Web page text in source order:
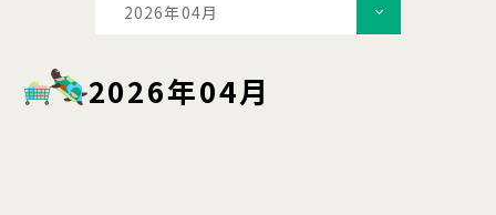
2026年04月
2026年04月